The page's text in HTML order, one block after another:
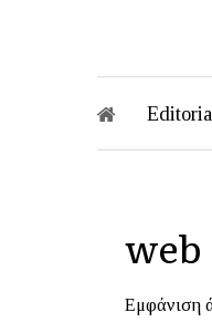
Εμφάνιση